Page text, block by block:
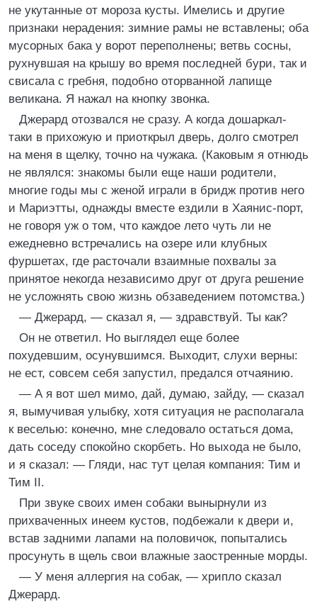
не укутанные от мороза кусты. Имелись и другие
признаки нерадения: зимние рамы не вставлены; оба
мусорных бака у ворот переполнены; ветвь сосны,
рухнувшая на крышу во время последней бури, так и
свисала с гребня, подобно оторванной лапище
великана. Я нажал на кнопку звонка.
Джерард отозвался не сразу. А когда дошаркал-
таки в прихожую и приоткрыл дверь, долго смотрел
на меня в щелку, точно на чужака. (Каковым я отнюдь
не являлся: знакомы были еще наши родители,
многие годы мы с женой играли в бридж против него
и Мариэтты, однажды вместе ездили в Хаянис-порт,
не говоря уж о том, что каждое лето чуть ли не
ежедневно встречались на озере или клубных
фуршетах, где расточали взаимные похвалы за
принятое некогда независимо друг от друга решение
не усложнять свою жизнь обзаведением потомства.)
— Джерард, — сказал я, — здравствуй. Ты как?
Он не ответил. Но выглядел еще более
похудевшим, осунувшимся. Выходит, слухи верны:
не ест, совсем себя запустил, предался отчаянию.
— А я вот шел мимо, дай, думаю, зайду, — сказал
я, вымучивая улыбку, хотя ситуация не располагала
к веселью: конечно, мне следовало остаться дома,
дать соседу спокойно скорбеть. Но выхода не было,
и я сказал: — Гляди, нас тут целая компания: Тим и
Тим II.
При звуке своих имен собаки вынырнули из
прихваченных инеем кустов, подбежали к двери и,
встав задними лапами на половичок, попытались
просунуть в щель свои влажные заостренные морды.
— У меня аллергия на собак, — хрипло сказал
Джерард.